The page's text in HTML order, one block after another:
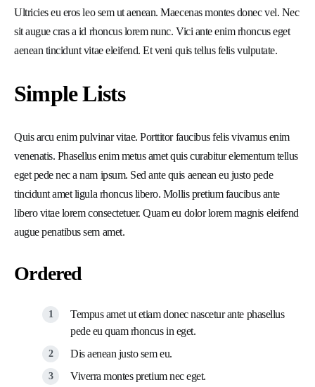
Ultricies eu eros leo sem ut aenean. Maecenas montes donec vel. Nec
sit augue cras a id rhoncus lorem nunc. Vici ante enim rhoncus eget
aenean tincidunt vitae eleifend. Et veni quis tellus felis vulputate.
Simple Lists
Quis arcu enim pulvinar vitae. Porttitor faucibus felis vivamus enim
venenatis. Phasellus enim metus amet quis curabitur elementum tellus
eget pede nec a nam ipsum. Sed ante quis aenean eu justo pede
tincidunt amet ligula rhoncus libero. Mollis pretium faucibus ante
libero vitae lorem consectetuer. Quam eu dolor lorem magnis eleifend
augue penatibus sem amet.
Ordered
Tempus amet ut etiam donec nascetur ante phasellus
pede eu quam rhoncus in eget.
Dis aenean justo sem eu.
Viverra montes pretium nec eget.